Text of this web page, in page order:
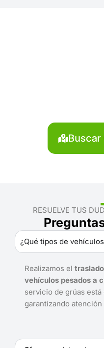
Buscar
RESUELVE TUS
¿Qué tipos de
Realizamos el
vehículos pesados a
servicio de grúas
garantizando atención